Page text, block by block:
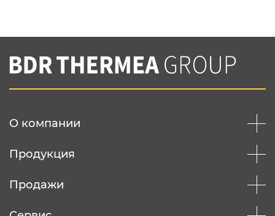
Вы соглашаетесь с нашей политикой
конфеденциальности
О компании
Продукция
Продажи